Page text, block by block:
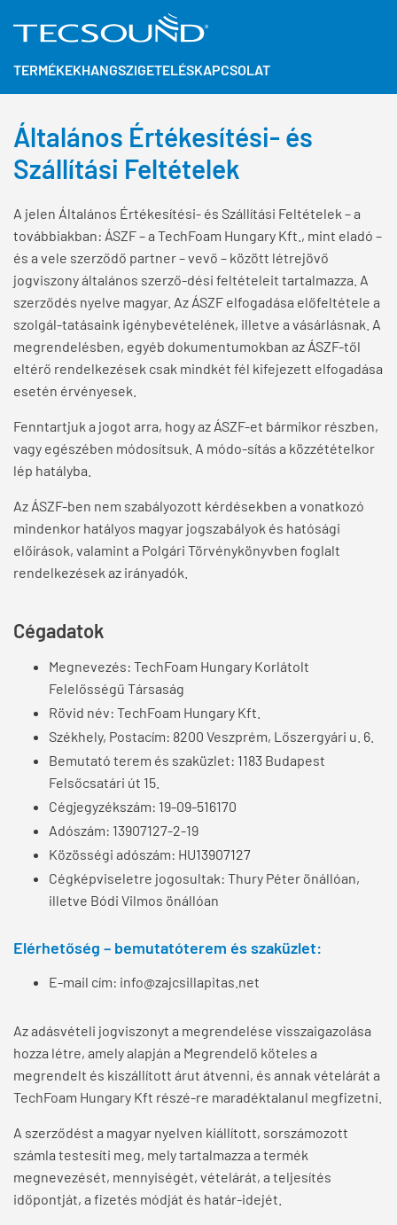
TERMÉKEKHANGSZIGETELÉSKAPCSOLAT
Általános Értékesítési- és
Szállítási Feltételek
A jelen Általános Értékesítési- és Szállítási Feltételek – a
továbbiakban: ÁSZF – a TechFoam Hungary Kft., mint eladó –
és a vele szerződő partner – vevő – között létrejövő
jogviszony általános szerző-dési feltételeit tartalmazza. A
szerződés nyelve magyar. Az ÁSZF elfogadása előfeltétele a
szolgál-tatásaink igénybevételének, illetve a vásárlásnak. A
megrendelésben, egyéb dokumentumokban az ÁSZF-től
eltérő rendelkezések csak mindkét fél kifejezett elfogadása
esetén érvényesek.
Fenntartjuk a jogot arra, hogy az ÁSZF-et bármikor részben,
vagy egészében módosítsuk. A módo-sítás a közzétételkor
lép hatályba.
Az ÁSZF-ben nem szabályozott kérdésekben a vonatkozó
mindenkor hatályos magyar jogszabályok és hatósági
előírások, valamint a Polgári Törvénykönyvben foglalt
rendelkezések az irányadók.
Cégadatok
Megnevezés: TechFoam Hungary Korlátolt
Felelősségű Társaság
Rövid név: TechFoam Hungary Kft.
Székhely, Postacím: 8200 Veszprém, Lőszergyári u. 6.
Bemutató terem és szaküzlet: 1183 Budapest
Felsőcsatári út 15.
Cégjegyzékszám: 19-09-516170
Adószám: 13907127-2-19
Közösségi adószám: HU13907127
Cégképviseletre jogosultak: Thury Péter önállóan,
illetve Bódi Vilmos önállóan
Elérhetőség – bemutatóterem és szaküzlet:
E-mail cím: info@zajcsillapitas.net
Az adásvételi jogviszonyt a megrendelése visszaigazolása
hozza létre, amely alapján a Megrendelő köteles a
megrendelt és kiszállított árut átvenni, és annak vételárát a
TechFoam Hungary Kft részé-re maradéktalanul megfizetni.
A szerződést a magyar nyelven kiállított, sorszámozott
számla testesíti meg, mely tartalmazza a termék
megnevezését, mennyiségét, vételárát, a teljesítés
időpontját, a fizetés módját és határ-idejét.